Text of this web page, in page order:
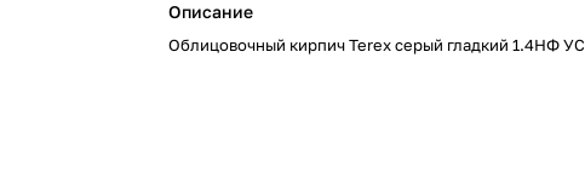
Описание
Облицовочный кирпич Terex серый гладкий 1.4НФ УС